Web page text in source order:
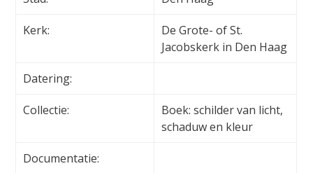
Kerk:
De Grote- of St.
Jacobskerk in Den Haag
Datering:
Collectie:
Boek: schilder van licht,
schaduw en kleur
Documentatie: